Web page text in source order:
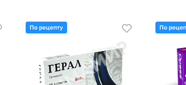
По рецепту По